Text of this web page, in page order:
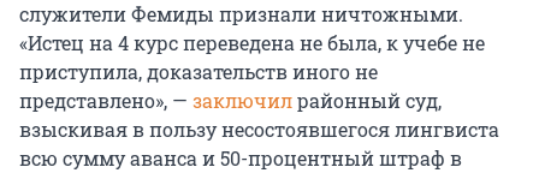
служители Фемиды признали ничтожными.
«Истец на 4 курс переведена не была, к учебе не
приступила, доказательств иного не
представлено», — заключилрайонный суд,
взыскивая в пользу несостоявшегося лингвиста
всю сумму аванса и 50-процентный штраф в